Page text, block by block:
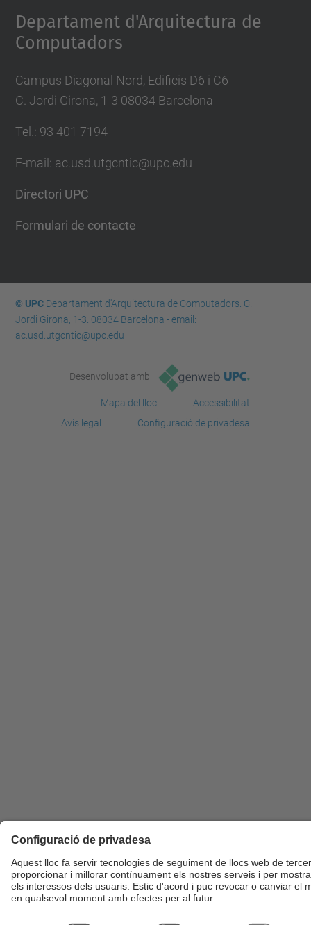
Departament d'Arquitectura de
Computadors
Campus Diagonal Nord, Edificis D6 i C6
C. Jordi Girona, 1-3 08034 Barcelona
Tel.: 93 401 7194
E-mail: ac.usd.utgcntic@upc.edu
Directori UPC
Formulari de contacte
© UPCDepartament d'Arquitectura de Computadors. C.
Jordi Girona, 1-3. 08034 Barcelona - email:
ac.usd.utgcntic@upc.edu
Desenvolupat amb
Mapa del lloc
Accessibilitat
Avís legal
Configuració de privadesa